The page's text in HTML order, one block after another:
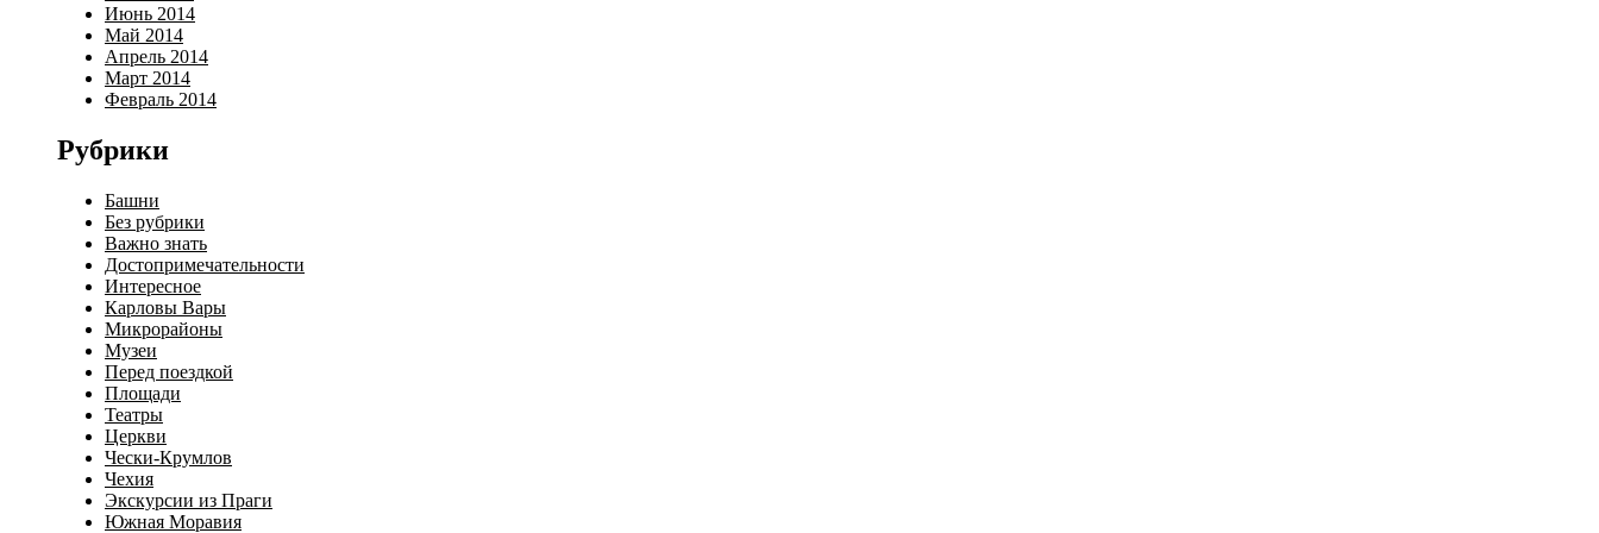
Июнь 2014
Май 2014
Апрель 2014
Март 2014
Февраль 2014
Рубрики
Башни
Без рубрики
Важно знать
Достопримечательности
Интересное
Карловы Вары
Микрорайоны
Музеи
Перед поездкой
Площади
Театры
Церкви
Чески-Крумлов
Чехия
Экскурсии из Праги
Южная Моравия